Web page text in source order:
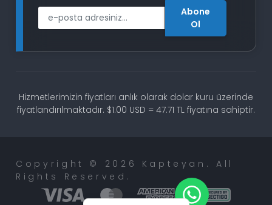
E-Posta
Abone
Ol
Hizmetlerimizin fiyatları anlık olarak dolar kuru üzerinde
fiyatlandırılmaktadır. $1.00 USD = 47.71 TL fiyatına sahiptir.
Copyright © 2026 Kapteyan. All
Rights Reserved.